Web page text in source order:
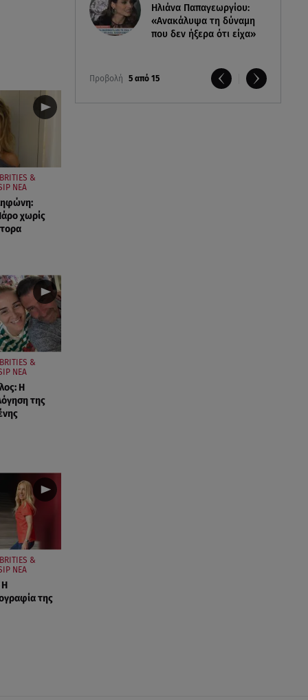
Ηλιάνα Παπαγεωργίου:
«Ανακάλυψα τη δύναμη
που δεν ήξερα ότι είχα»
Προβολή 5 από 15
&
ΝΕΑ
χωρίς
&
ΝΕΑ
Η
της
&
ΝΕΑ
Η
της